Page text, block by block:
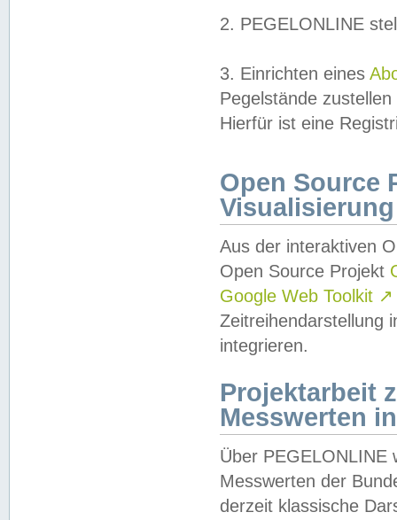
2. PEGELONLINE
3. Einrichten eines
Pegelstände
Hierfür ist eine
Open Source
Visualisierung
Aus der interaktiven
Open Source Projekt
Google Web Toolkit ↗
Zeitreihendarstellung
integrieren.
Projektarbeit
Messwerten
Über PEGELONLINE
Messwerten der
derzeit klassische